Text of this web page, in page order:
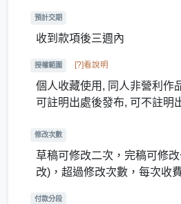
預計交期
收到款項後三週內
授權範圍 [?]看說明
個人收藏使用, 同人非營利作
可註明出處後發布, 可不註明
修改次數
草稿可修改二次，完稿可修
改)，超過修改次數，每次收
付款分段